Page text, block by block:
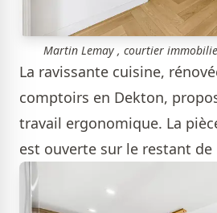
Martin Lemay , courtier
La ravissante cuisine,
comptoirs en Dekton,
travail ergonomique. La
est ouverte sur le restant de